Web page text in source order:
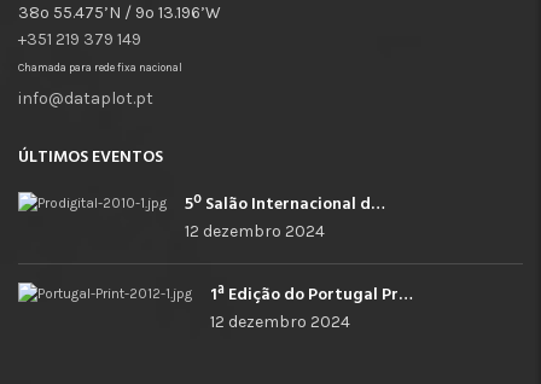
38º 55.475’N / 9º 13.196’W
+351 219 379 149
Chamada para rede fixa nacional
info@dataplot.pt
ÚLTIMOS EVENTOS
5º Salão Internacional de Impressão, Imagem, Comunicação Digital e Têxtil Promocional
12 dezembro 2024
1ª Edição do Portugal Print
12 dezembro 2024